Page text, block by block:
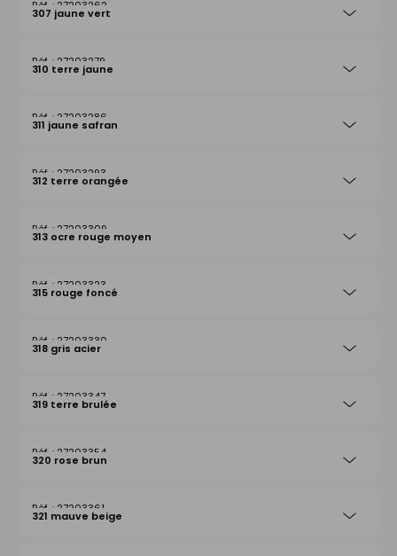
27203262
307 jaune vert
27203279
310 terre jaune
27203286
311 jaune safran
27203293
312 terre orangée
27203309
313 ocre rouge moyen
27203323
315 rouge foncé
27203330
318 gris acier
27203347
319 terre brulée
27203354
320 rose brun
27203361
321 mauve beige